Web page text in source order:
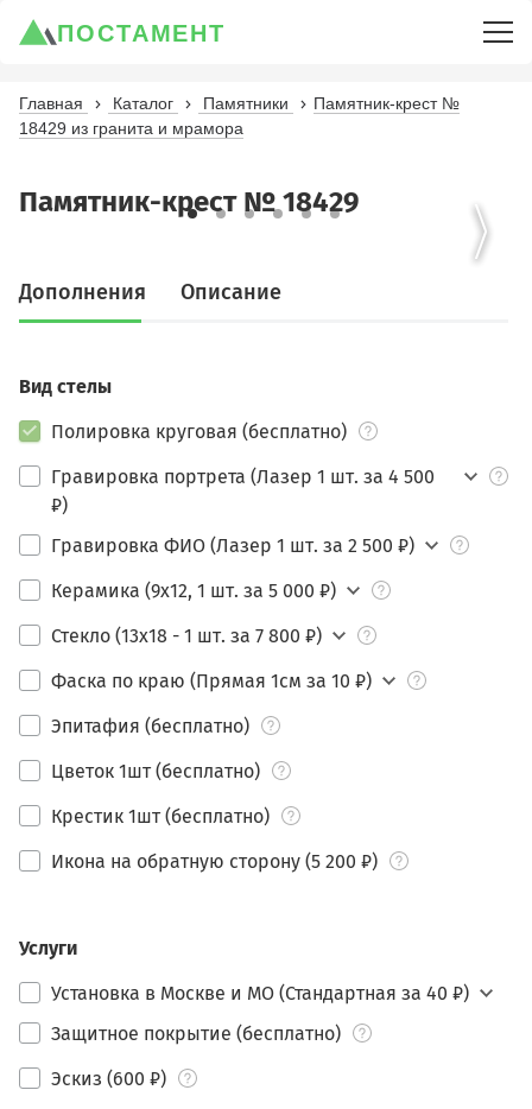
ПОСТАМЕНТ
Главная Каталог Памятники
Памятник-крест №
18429 из гранита и мрамора
Памятник-крест № 18429
Дополнения Описание
Вид стелы
Полировка круговая (бесплатно)
Гравировка портрета (Лазер 1 шт. за 4 500
₽)
Гравировка ФИО (Лазер 1 шт. за 2 500 ₽)
Керамика (9х12, 1 шт. за 5 000 ₽)
Стекло (13х18 - 1 шт. за 7 800 ₽)
Фаска по краю (Прямая 1см за 10 ₽)
Эпитафия (бесплатно)
Цветок 1шт (бесплатно)
Крестик 1шт (бесплатно)
Икона на обратную сторону (5 200 ₽)
Услуги
Установка в Москве и МО (Стандартная за 40 ₽)
Защитное покрытие (бесплатно)
Эскиз (600 ₽)